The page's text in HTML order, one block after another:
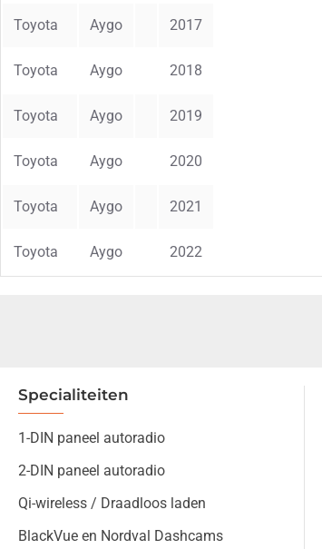
Toyota Aygo 2017
Toyota Aygo 2018
Toyota Aygo 2019
Toyota Aygo 2020
Toyota Aygo 2021
Toyota Aygo 2022
Specialiteiten
1-DIN paneel autoradio
2-DIN paneel autoradio
Qi-wireless / Draadloos laden
BlackVue en Nordval Dashcams